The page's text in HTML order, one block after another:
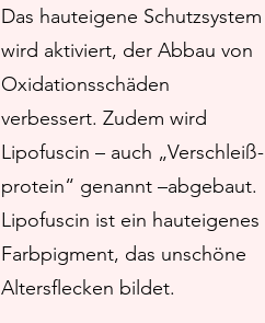
Das hauteigene Schutzsystem
wird aktiviert, der Abbau von
Oxidationsschäden
verbessert. Zudem wird
Lipofuscin – auch „Verschleiß-
protein“ genannt –abgebaut.
Lipofuscin ist ein hauteigenes
Farbpigment, das unschöne
Altersflecken bildet.